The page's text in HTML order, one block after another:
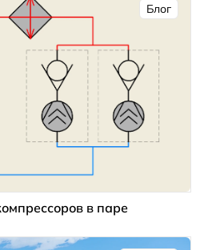
Блог
в паре